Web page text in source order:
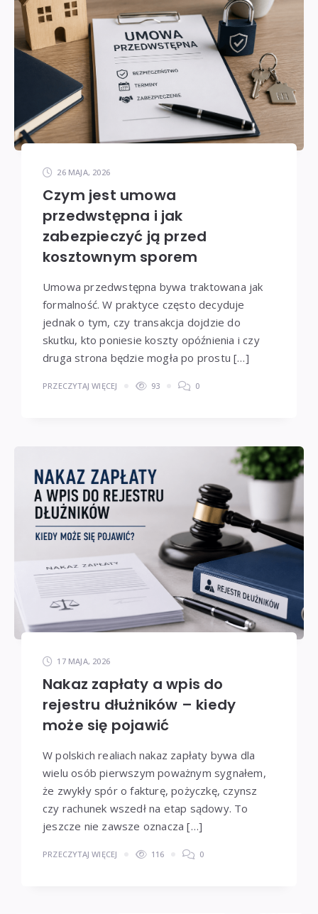
26 MAJA, 2026
Czym jest umowa
przedwstępna i jak
zabezpieczyć ją przed
kosztownym sporem
Umowa przedwstępna bywa traktowana jak
formalność. W praktyce często decyduje
jednak o tym, czy transakcja dojdzie do
skutku, kto poniesie koszty opóźnienia i czy
druga strona będzie mogła po prostu […]
PRZECZYTAJ WIĘCEJ 93 0
17 MAJA, 2026
Nakaz zapłaty a wpis do
rejestru dłużników – kiedy
może się pojawić
W polskich realiach nakaz zapłaty bywa dla
wielu osób pierwszym poważnym sygnałem,
że zwykły spór o fakturę, pożyczkę, czynsz
czy rachunek wszedł na etap sądowy. To
jeszcze nie zawsze oznacza […]
PRZECZYTAJ WIĘCEJ 116 0